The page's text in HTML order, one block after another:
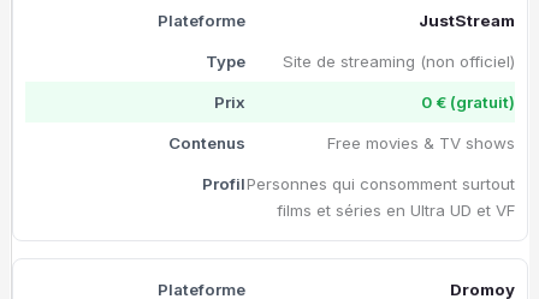
JustStream
Site de streaming (non officiel)
0 € (gratuit)
Free movies & TV shows
Personnes qui consomment surtout
films et séries en Ultra UD et VF
Dromoy